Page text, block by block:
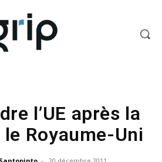
l’UE après la
Royaume-Uni